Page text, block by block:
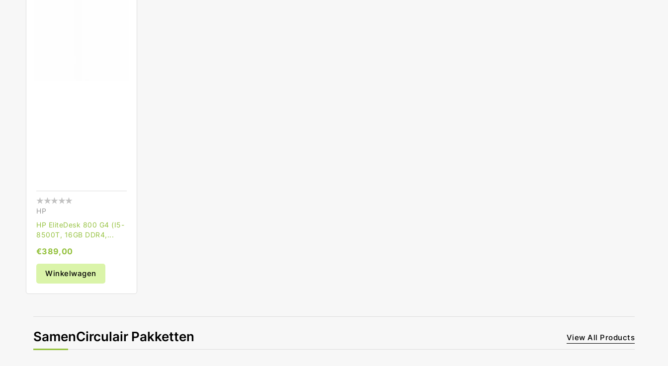
HP
HP EliteDesk 800 G4 (i5-
8500T, 16GB DDR4,...
Normale
Prijs
€389,00
Winkelwagen
SamenCirculair Pakketten View All Products